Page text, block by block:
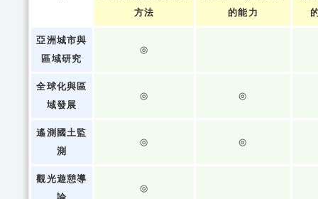
方法
的能力
亞洲城市與
區域研究
◎
全球化與區
域發展
◎ ◎
遙測國土監
測
◎ ◎
觀光遊憩導
◎